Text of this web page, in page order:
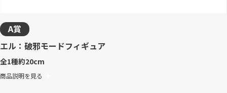
A賞
エル：破邪モードフィギュア
全1種約20cm
商品説明を見る